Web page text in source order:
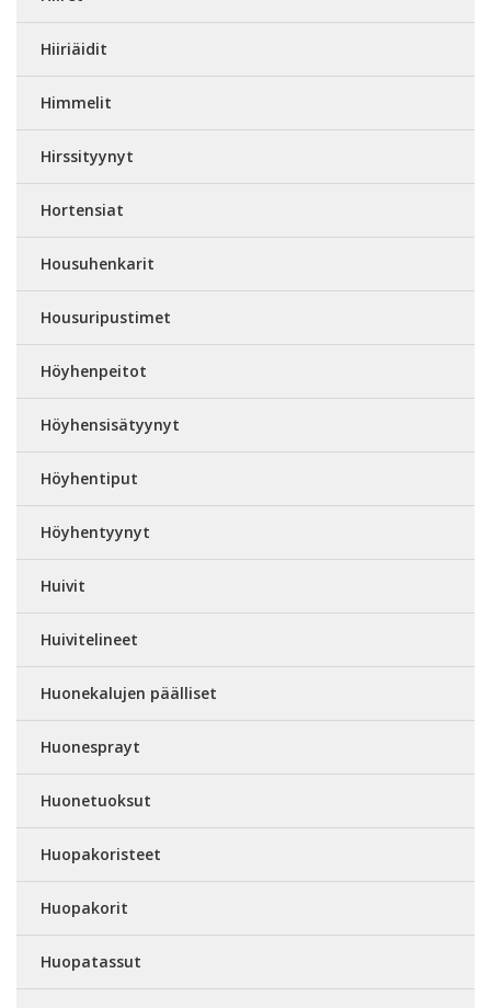
Hiiriäidit
Himmelit
Hirssityynyt
Hortensiat
Housuhenkarit
Housuripustimet
Höyhenpeitot
Höyhensisätyynyt
Höyhentiput
Höyhentyynyt
Huivit
Huivitelineet
Huonekalujen päälliset
Huonesprayt
Huonetuoksut
Huopakoristeet
Huopakorit
Huopatassut